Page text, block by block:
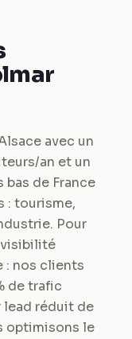
avec un
an et un
bas de France
: tourisme,
Pour
visibilité
: nos clients
de trafic
lead réduit de
optimisons le